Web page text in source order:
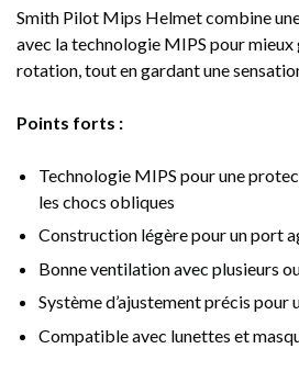
Smith Pilot Mips Helmetcombine
avec la technologie MIPS pour mieux
rotation, tout en gardant une
Points forts :
Technologie MIPS pour une
les chocs obliques
Construction légère pour un port
Bonne ventilation avec plusieurs
Système d’ajustement précis pour
Compatible avec lunettes et